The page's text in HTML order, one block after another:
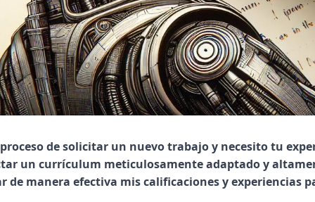
de solicitar un nuevo trabajo y necesito tu
un currículum meticulosamente adaptado y
de manera efectiva mis calificaciones y experiencias